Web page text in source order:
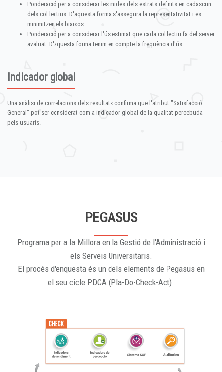
Ponderació per a considerar les mides dels estrats definits en cadascun
dels col·lectius. D'aquesta forma s'assegura la representativitat i es
minimitzen els biaixos.
Ponderació per a considerar l'ús estimat que cada col·lectiu fa del servei
avaluat. D'aquesta forma tenim en compte la freqüència d'ús.
Indicador global
Una anàlisi de correlacions dels resultats confirma que l'atribut "Satisfacció
General" pot ser considerat com a indicador global de la qualitat percebuda
pels usuaris.
PEGASUS
Programa per a la Millora en la Gestió de l'Administració i
els Serveis Universitaris.
El procés d'enquesta és un dels elements de Pegasus en
el seu cicle PDCA (Pla-Do-Check-Act).